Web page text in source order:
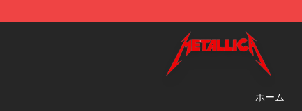
Metallica Store - Official Metallica Merchandise Shop
ホーム